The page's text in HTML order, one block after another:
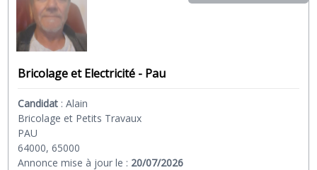
Bricolage et Electricité - Pau
Candidat :Alain
Bricolage et Petits Travaux
PAU
64000, 65000
Annonce mise à jour le : 20/07/2026